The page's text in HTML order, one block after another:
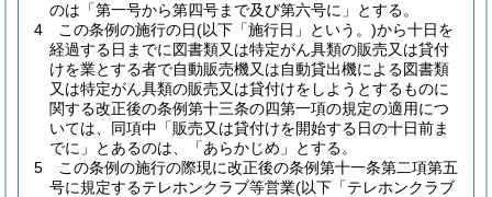
のは「第一号から第四号まで及び第六号に」とする。
4
この条例の施行の日(以下「施行日」という。)から十日を
経過する日までに図書類又は特定がん具類の販売又は貸付
けを業とする者で自動販売機又は自動貸出機による図書類
又は特定がん具類の販売又は貸付けをしようとするものに
関する改正後の条例第十三条の四第一項の規定の適用につ
いては、同項中「販売又は貸付けを開始する日の十日前ま
でに」とあるのは、「あらかじめ」とする。
5
この条例の施行の際現に改正後の条例第十一条第二項第五
号に規定するテレホンクラブ等営業(以下「テレホンクラブ